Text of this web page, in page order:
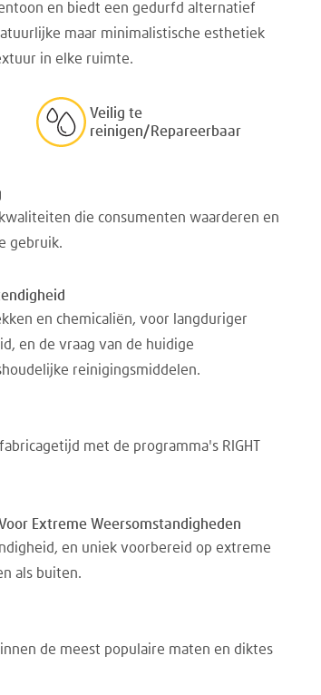
en biedt een gedurfd alternatief
maar minimalistische esthetiek
in elke ruimte.
Veilig te
reinigen/Repareerbaar
die consumenten waarderen en
gebruik.
en chemicaliën, voor langduriger
en de vraag van de huidige
reinigingsmiddelen.
met de programma's RIGHT
Extreme Weersomstandigheden
en uniek voorbereid op extreme
als buiten.
de meest populaire maten en diktes